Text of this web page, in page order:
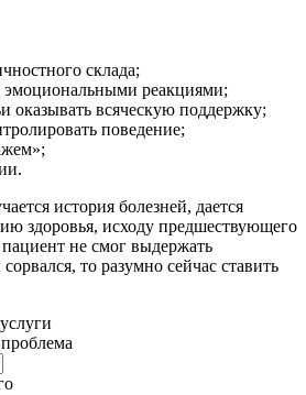
склада;
реакциями;
оказывать всяческую поддержку;
поведение;
история болезней, дается
здоровья, исходу предшествующего
не смог выдержать
то разумно сейчас ставить